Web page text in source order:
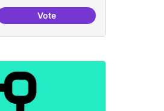
VoteArtistes i programari lliure